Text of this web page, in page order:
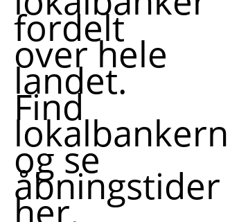
fordelt
over hele
landet.
Find
og se
åbningstider
her.